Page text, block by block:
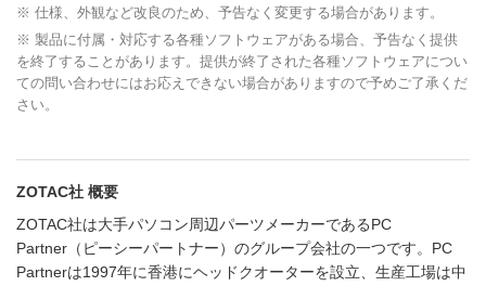
※ 仕様、外観など改良のため、予告なく変更する場合があります。
※ 製品に付属・対応する各種ソフトウェアがある場合、予告なく提供
を終了することがあります。提供が終了された各種ソフトウェアについ
ての問い合わせにはお応えできない場合がありますので予めご了承くだ
さい。
ZOTAC社 概要
ZOTAC社は大手パソコン周辺パーツメーカーであるPC
Partner（ピーシーパートナー）のグループ会社の一つです。PC
Partnerは1997年に香港にヘッドクオーターを設立、生産工場は中